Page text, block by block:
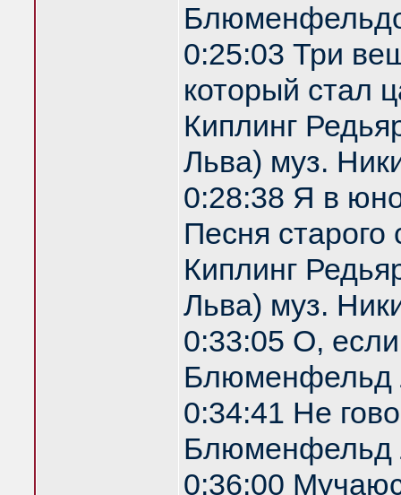
0:25:03 Три
который стал
Киплинг
Льва) муз.
0:28:38 Я в
Песня старого
Киплинг
Льва) муз.
0:33:05 О,
Блюменфельд
0:34:41 Не
Блюменфельд
0:36:00